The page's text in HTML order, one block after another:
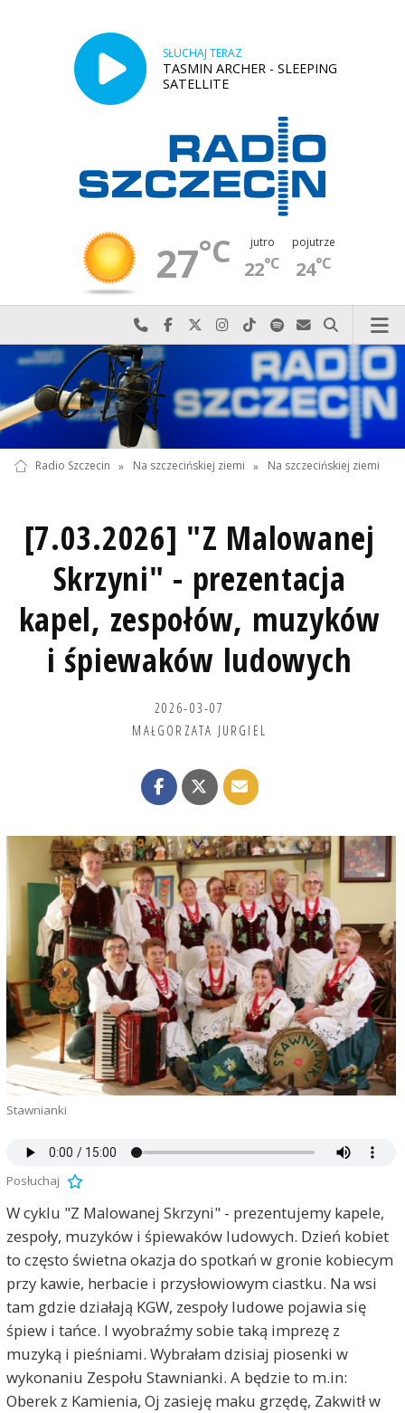
SŁUCHAJ TERAZ
TASMIN ARCHER - SLEEPING
SATELLITE
27°C jutro
22°C
pojutrze
24°C
Najlepiej po prostu do nas zadzwoń
Odwiedź nas na Facebook-u
Odwiedź nas na X
Odwiedź nas na Instagram-ie
Odwiedź nas na TikTok-u
Szukaj nas na Spotify
Wyślij do nas
Szukaj
Radio Szczecin » Na szczecińskiej ziemi » Na szczecińskiej ziemi
[7.03.2026] "Z Malowanej
Skrzyni" - prezentacja
kapel, zespołów, muzyków
i śpiewaków ludowych
2026-03-07
MAŁGORZATA JURGIEL
Stawnianki
Posłuchaj
W cyklu "Z Malowanej Skrzyni" - prezentujemy kapele,
zespoły, muzyków i śpiewaków ludowych. Dzień kobiet
to często świetna okazja do spotkań w gronie kobiecym
przy kawie, herbacie i przysłowiowym ciastku. Na wsi
tam gdzie działają KGW, zespoły ludowe pojawia się
śpiew i tańce. I wyobraźmy sobie taką imprezę z
muzyką i pieśniami. Wybrałam dzisiaj piosenki w
wykonaniu Zespołu Stawnianki. A będzie to m.in:
Oberek z Kamienia, Oj zasieję maku grzędę, Zakwitł w